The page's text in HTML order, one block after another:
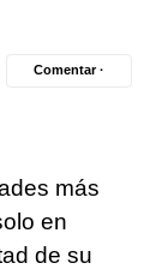
Comentar ·
más
en
de su